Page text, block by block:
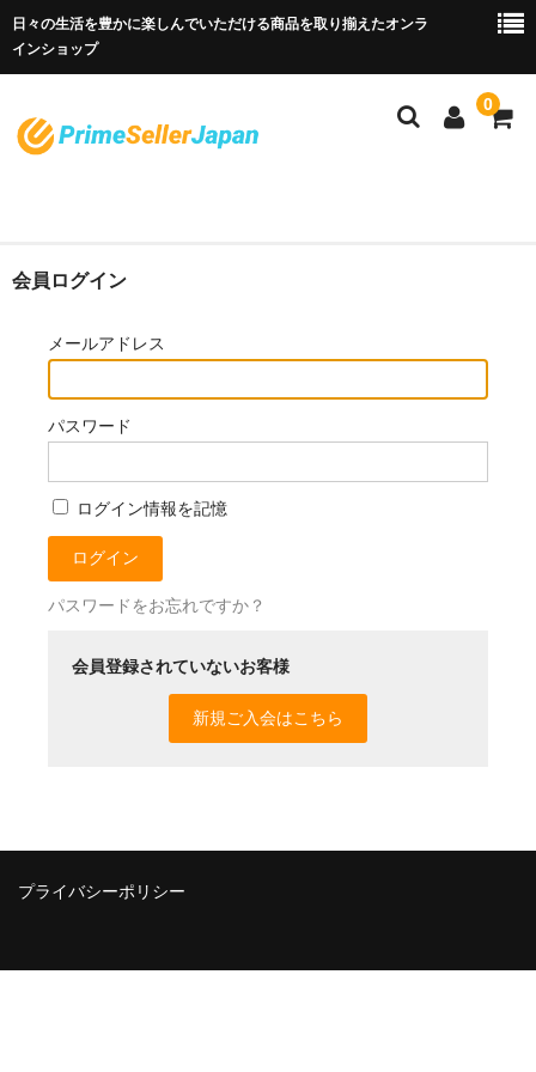
日々の生活を豊かに楽しんでいただける商品を取り揃えたオンラ
インショップ
0
ホーム
会員ログイン
メールアドレス
パスワード
ログイン情報を記憶
パスワードをお忘れですか？
会員登録されていないお客様
新規ご入会はこちら
プライバシーポリシー